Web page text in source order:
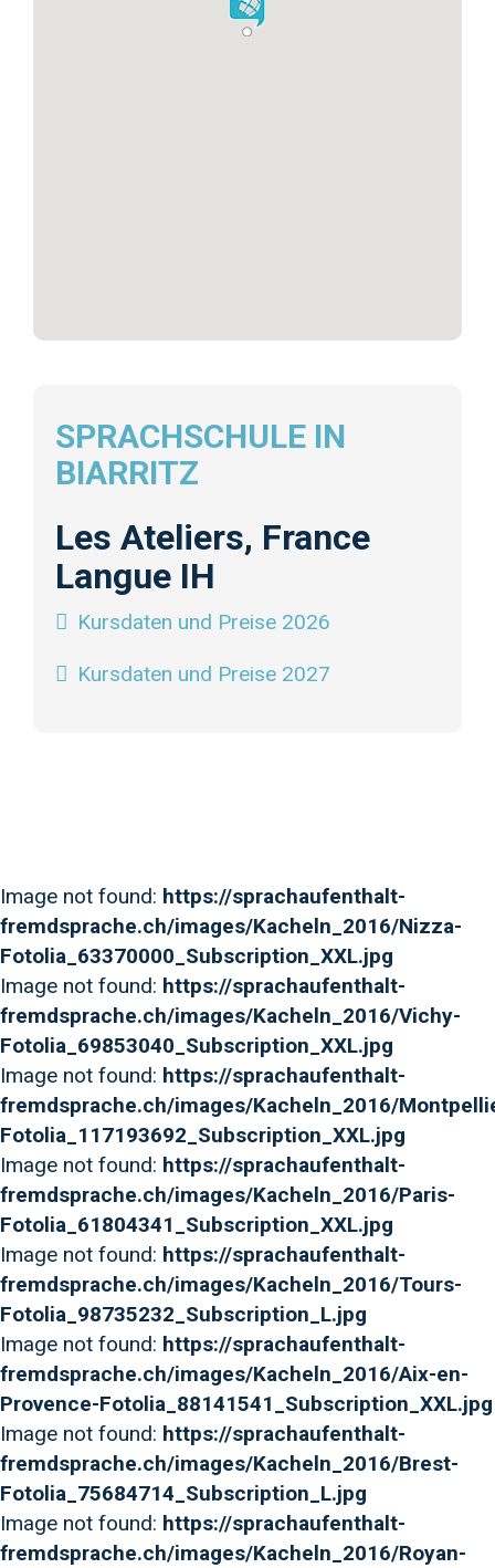
SPRACHSCHULE IN
BIARRITZ
Les Ateliers, France
Langue IH
Kursdaten und Preise 2026
Kursdaten und Preise 2027
Image not found: https://sprachaufenthalt-
fremdsprache.ch/images/Kacheln_2016/Nizza-
Fotolia_63370000_Subscription_XXL.jpg
Image not found: https://sprachaufenthalt-
fremdsprache.ch/images/Kacheln_2016/Vichy-
Fotolia_69853040_Subscription_XXL.jpg
Image not found: https://sprachaufenthalt-
fremdsprache.ch/images/Kacheln_2016/
Fotolia_117193692_Subscription_XXL.jpg
Image not found: https://sprachaufenthalt-
fremdsprache.ch/images/Kacheln_2016/Paris-
Fotolia_61804341_Subscription_XXL.jpg
Image not found: https://sprachaufenthalt-
fremdsprache.ch/images/Kacheln_2016/Tours-
Fotolia_98735232_Subscription_L.jpg
Image not found: https://sprachaufenthalt-
fremdsprache.ch/images/Kacheln_2016/Aix-en-
Provence-Fotolia_88141541_Subscription_XXL.jpg
Image not found: https://sprachaufenthalt-
fremdsprache.ch/images/Kacheln_2016/Brest-
Fotolia_75684714_Subscription_L.jpg
Image not found: https://sprachaufenthalt-
fremdsprache.ch/images/Kacheln_2016/Royan-